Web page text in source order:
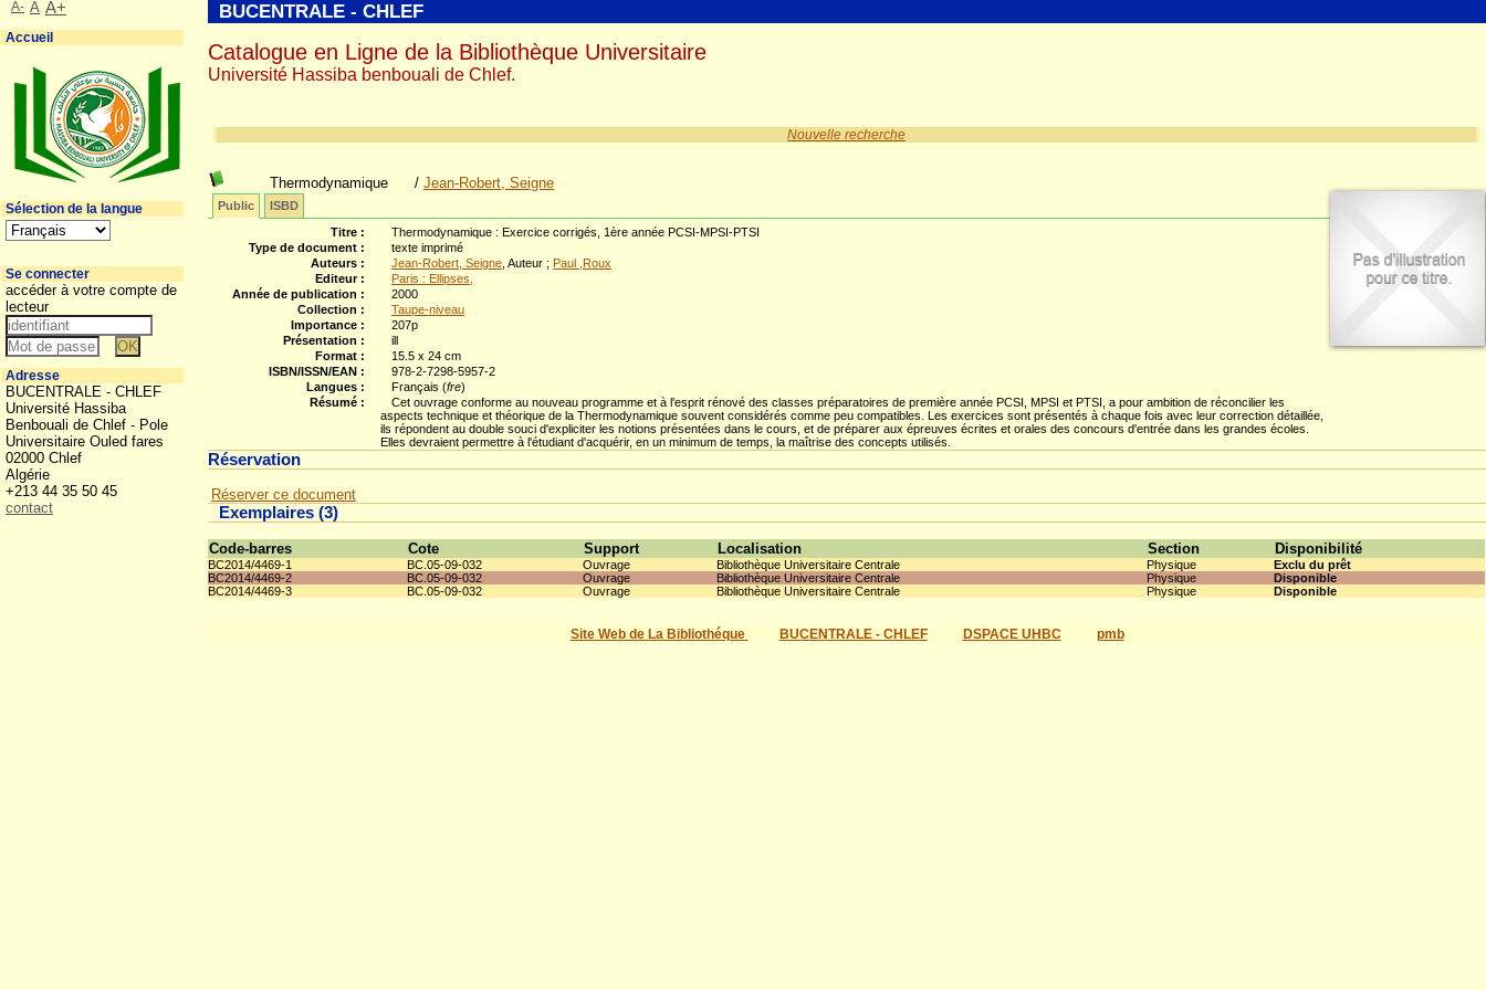
Nouvelle recherche
Thermodynamique /Jean-Robert, Seigne
Public
ISBD
Titre :
Thermodynamique : Exercice corrigés, 1ère année PCSI-MPSI-PTSI
Type de document :
texte imprimé
Auteurs :
Jean-Robert, Seigne , Auteur ; Paul ,Roux
Editeur :
Paris : Ellipses,
Année de publication :
2000
Collection :
Taupe-niveau
Importance :
207p
Présentation :
ill
Format :
15.5 x 24 cm
ISBN/ISSN/EAN :
978-2-7298-5957-2
Langues :
Français (fre)
Résumé :
Cet ouvrage conforme au nouveau programme et à l'esprit rénové des classes préparatoires de première année PCSI, MPSI et PTSI, a pour ambition de réconcilier les
aspects technique et théorique de la Thermodynamique souvent considérés comme peu compatibles. Les exercices sont présentés à chaque fois avec leur correction détaillée,
ils répondent au double souci d'expliciter les notions présentées dans le cours, et de préparer aux épreuves écrites et orales des concours d'entrée dans les grandes écoles.
Elles devraient permettre à l'étudiant d'acquérir, en un minimum de temps, la maîtrise des concepts utilisés.
Réservation
Réserver ce document
Exemplaires (3)
Code-barres Cote Support Localisation Section Disponibilité
BC2014/4469-1 BC.05-09-032 Ouvrage Bibliothèque Universitaire Centrale Physique
Exclu du prêt
BC2014/4469-2
BC.05-09-032 Ouvrage Bibliothèque Universitaire Centrale Physique
Disponible
BC2014/4469-3
BC.05-09-032 Ouvrage Bibliothèque Universitaire Centrale Physique Disponible
Site Web de La Bibliothéque BUCENTRALE - CHLEF DSPACE UHBC pmb
BUCENTRALE - CHLEF
Catalogue en Ligne de la Bibliothèque Universitaire
Université Hassiba benbouali de Chlef.
A- A A+
Accueil
Sélection de la langue
Se connecter
accéder à votre compte de
lecteur
Adresse
BUCENTRALE - CHLEF
Université Hassiba
Benbouali de Chlef - Pole
Universitaire Ouled fares
02000 Chlef
Algérie
+213 44 35 50 45
contact